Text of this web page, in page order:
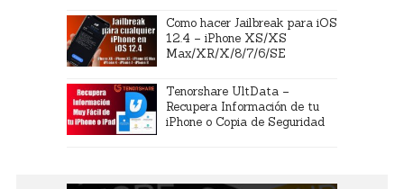
Como hacer Jailbreak para iOS
12.4 – iPhone XS/XS
Max/XR/X/8/7/6/SE
Tenorshare UltData –
Recupera Información de tu
iPhone o Copia de Seguridad